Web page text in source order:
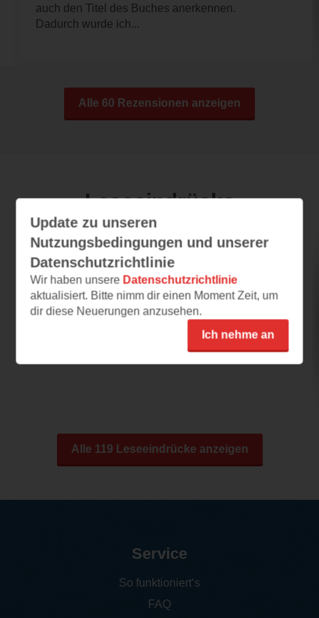
auch den Titel des Buches anerkennen.
Dadurch wurde ich...
Alle 60 Rezensionen anzeigen
Leseeindrücke
Hase Hibiskus und die Herbstsause
17.06.2026 – 21:44
Herbstlich
Das wäre mein erstes Buch vom Hasen
Hibiskus und seinen Freunden. Noch ist zwar
Alle 119 Leseeindrücke anzeigen
Update zu unseren
Nutzungsbedingungen und unserer
Datenschutzrichtlinie
Wir haben unsere Datenschutzrichtlinie
aktualisiert. Bitte nimm dir einen Moment Zeit, um
dir diese Neuerungen anzusehen.
Ich nehme an
Service
So funktioniert‘s
FAQ